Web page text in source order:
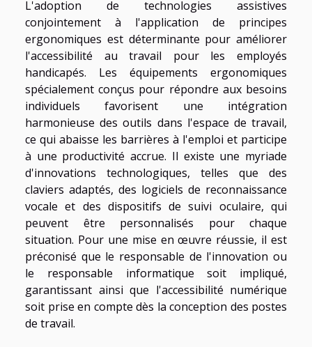
L'adoption de technologies assistives
conjointement à l'application de principes
ergonomiques est déterminante pour améliorer
l'accessibilité au travail pour les employés
handicapés. Les équipements ergonomiques
spécialement conçus pour répondre aux besoins
individuels favorisent une intégration
harmonieuse des outils dans l'espace de travail,
ce qui abaisse les barrières à l'emploi et participe
à une productivité accrue. Il existe une myriade
d'innovations technologiques, telles que des
claviers adaptés, des logiciels de reconnaissance
vocale et des dispositifs de suivi oculaire, qui
peuvent être personnalisés pour chaque
situation. Pour une mise en œuvre réussie, il est
préconisé que le responsable de l'innovation ou
le responsable informatique soit impliqué,
garantissant ainsi que l'accessibilité numérique
soit prise en compte dès la conception des postes
de travail.